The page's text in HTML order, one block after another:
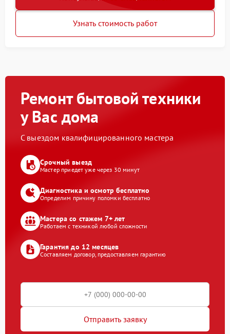
Узнать стоимость работ
Ремонт бытовой техники
у Вас дома
С выездом квалифицированного мастера
Срочный выезд
Мастер приедет уже через 30 минут
Диагностика и осмотр бесплатно
Определим причину поломки бесплатно
Мастера со стажем 7+ лет
Работаем с техникой любой сложности
Гарантия до 12 месяцев
Составляем договор, предоставляем гарантию
Отправить заявку